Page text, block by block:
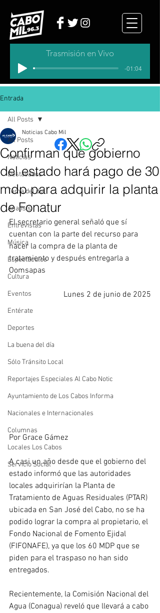
Trasmisión en Vivo
-01:04
Entrada
All Posts
Noticias
Destacados
Tema del dia
Analisis
Entrevistas
Música
Espectáculos
Cultura
Eventos
Entérate
Deportes
La buena del día
Sólo Tránsito Local
Reportajes Especiales Al Cabo Notic
Ayuntamiento de Los Cabos Informa
Nacionales e Internacionales
Columnas
Locales Los Cabos
Servicio Social
All Posts
Confirman que gobierno
del estado hará pago de 30
mdp para adquirir la planta
de Fonatur
Noticias Cabo Mil
El secretario general señaló que sí
cuentan con la parte del recurso para
hacer la compra de la planta de
tratamiento y después entregarla a
Oomsapas
Lunes 2 de junio de 2025
Por Grace Gámez
A casi un año desde que el gobierno del
estado informó que las autoridades
locales adquirirían la Planta de
Tratamiento de Aguas Residuales (PTAR)
ubicada en San José del Cabo, no se ha
podido lograr la compra al propietario, el
Fondo Nacional de Fomento Ejidal
(FIFONAFE), ya que los 60 MDP que se
piden para el traspaso no han sido
entregados.
Recientemente, la Comisión Nacional del
Agua (Conagua) reveló que llevará a cabo